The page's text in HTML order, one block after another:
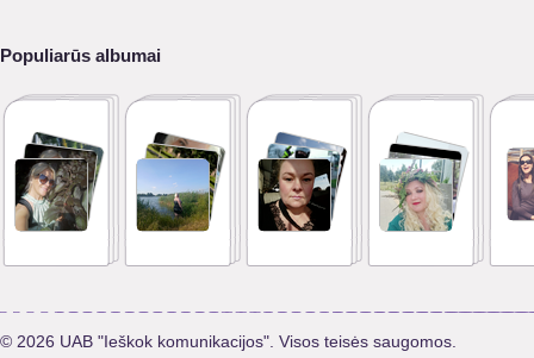
Populiarūs albumai
© 2026 UAB "Ieškok komunikacijos". Visos teisės saugomos.